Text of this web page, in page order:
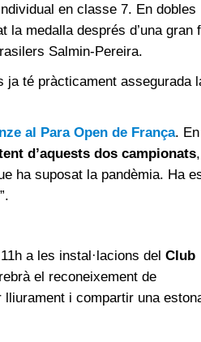
en classe 7. En dobles
la medalla després d’una gran
Salmin-Pereira.
ja té pràcticament assegurada
al Para Open de França. En
d’aquests dos campionats
ha suposat la pandèmia. Ha
a les instal·lacions del Club
el reconeixement de
lliurament i compartir una